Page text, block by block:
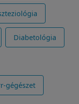
Diabetológia
gégészet